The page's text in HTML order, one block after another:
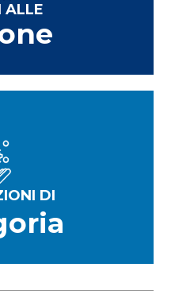
ALLE
DI